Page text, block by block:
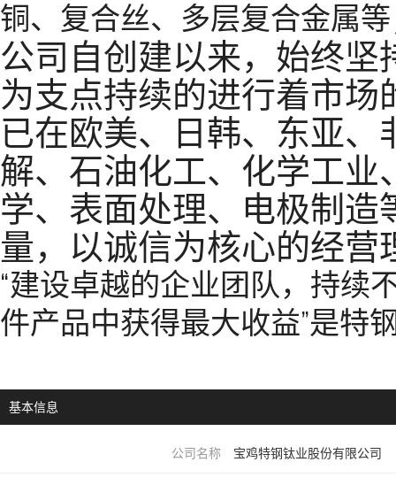
铜、复合丝、多层复合金属
公司自创建以来，始终
为支点持续的进行着市
已在欧美、日韩、东亚
解、石油化工、化学工
学、表面处理、电极制
量，以诚信为核心的经
“建设卓越的企业团队，持续
件产品中获得最大收益”是特
基本信息
公司名称 宝鸡特钢钛业股份有限公司